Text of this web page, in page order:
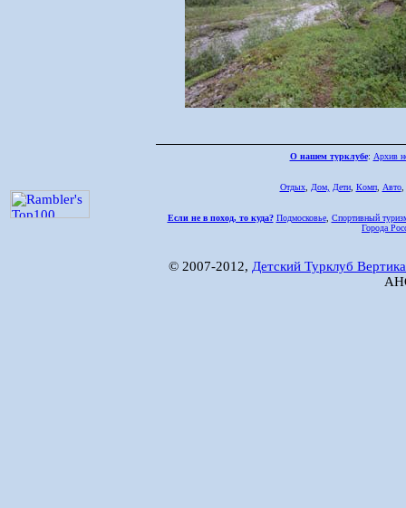
О нашем турклубе: Архив
Отдых, Дом, Дети, Комп, Авто,
Если не в поход, то куда? Подмосковье, Спортивный
Города
© 2007-2012, Детский Турклуб